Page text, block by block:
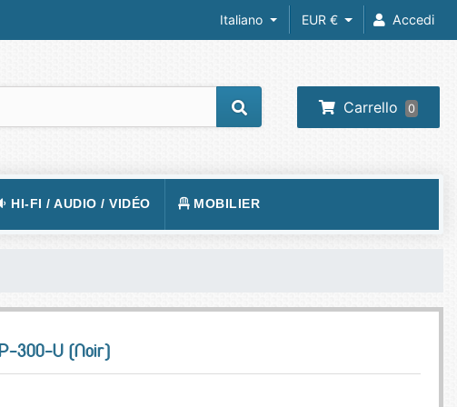
Italiano EUR € Accedi
Carrello 0
JOUEURS
HI-FI / AUDIO / VIDÉO
VIDÉO-PROJECTEUR
MOBILIER
300-U (Noir)